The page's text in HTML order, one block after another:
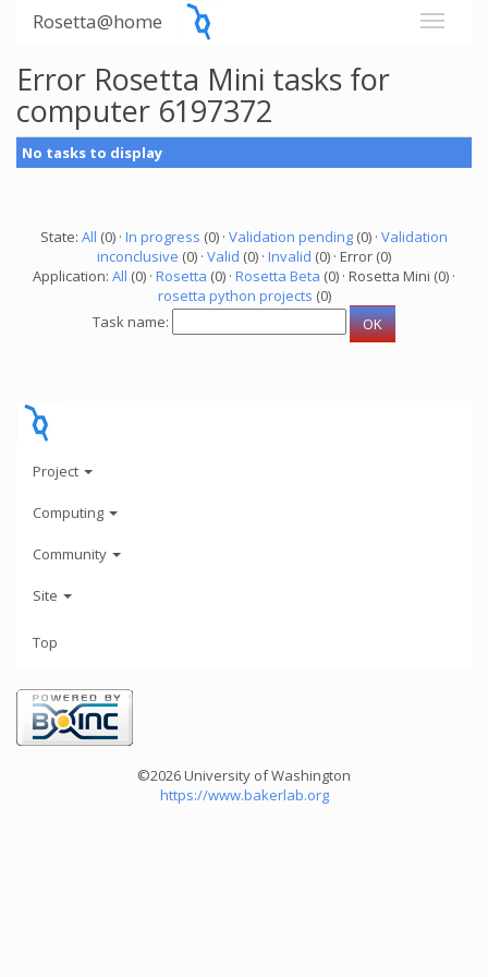
Rosetta@home
Error Rosetta Mini tasks for
computer 6197372
No tasks to display
State: All (0) · In progress (0) · Validation pending (0) · Validation
inconclusive (0) · Valid (0) · Invalid (0) · Error (0)
Application: All (0) · Rosetta (0) · Rosetta Beta (0) · Rosetta Mini (0) ·
rosetta python projects (0)
Task name:
Project
Computing
Community
Site
Top
©2026 University of Washington
https://www.bakerlab.org